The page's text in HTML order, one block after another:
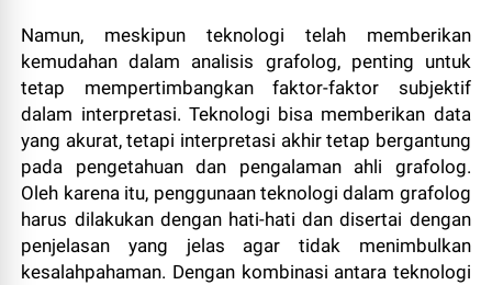
Namun, meskipun teknologi telah memberikan
kemudahan dalam analisis grafolog, penting untuk
tetap mempertimbangkan faktor-faktor subjektif
dalam interpretasi. Teknologi bisa memberikan data
yang akurat, tetapi interpretasi akhir tetap bergantung
pada pengetahuan dan pengalaman ahli grafolog.
Oleh karena itu, penggunaan teknologi dalam grafolog
harus dilakukan dengan hati-hati dan disertai dengan
penjelasan yang jelas agar tidak menimbulkan
kesalahpahaman. Dengan kombinasi antara teknologi